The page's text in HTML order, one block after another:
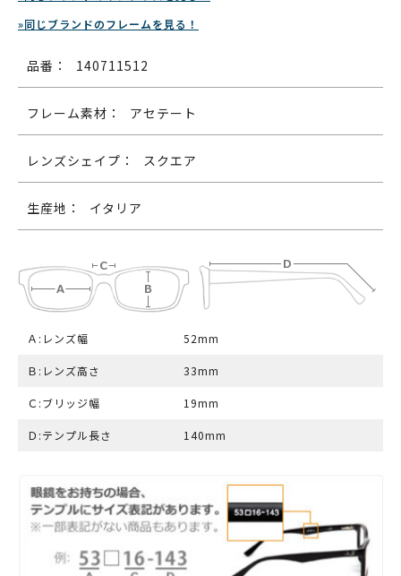
»同じブランドのフレームを見る！
品番： 140711512
フレーム素材： アセテート
レンズシェイプ： スクエア
生産地： イタリア
Ａ:レンズ幅 52mm
Ｂ:レンズ高さ 33mm
Ｃ:ブリッジ幅 19mm
Ｄ:テンプル長さ 140mm